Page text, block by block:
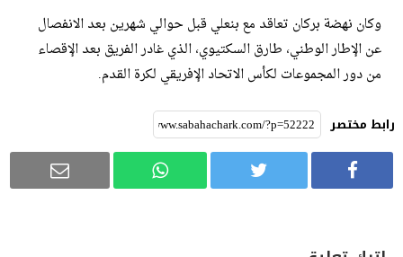
وكان نهضة بركان تعاقد مع بنعلي قبل حوالي شهرين بعد الانفصال
عن الإطار الوطني، طارق السكتيوي، الذي غادر الفريق بعد الإقصاء
من دور المجموعات لكأس الاتحاد الإفريقي لكرة القدم.
رابط مختصر